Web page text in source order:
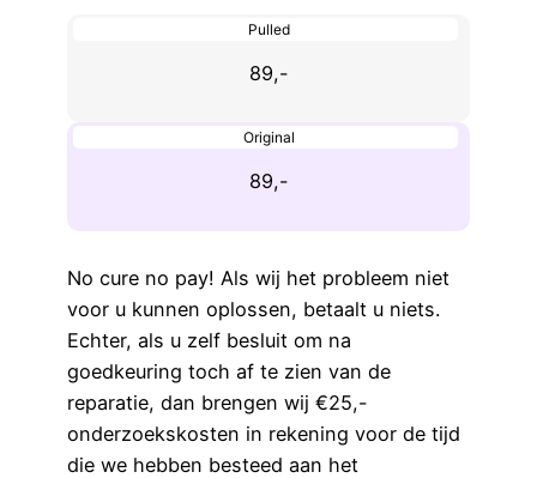
Pulled
89,-
Original
89,-
No cure no pay! Als wij het probleem niet
voor u kunnen oplossen, betaalt u niets.
Echter, als u zelf besluit om na
goedkeuring toch af te zien van de
reparatie, dan brengen wij €25,-
onderzoekskosten in rekening voor de tijd
die we hebben besteed aan het